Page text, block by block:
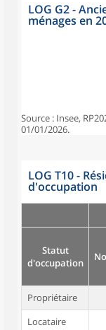
LOG G2 -
ménages en
Source : Insee,
01/01/2026.
LOG T10 -
d'occupation
Statut
d'occupation
Propriétaire
Locataire